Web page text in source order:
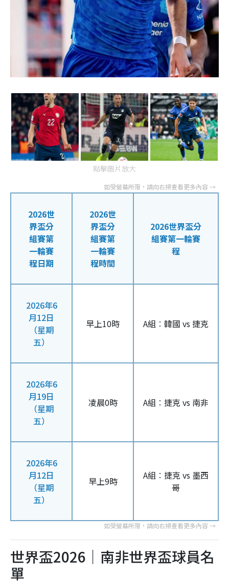
點擊圖片放大
2026世
界盃分
組賽第
一輪賽
程日期
2026世
界盃分
組賽第
一輪賽
程時間
2026世界盃分
組賽第一輪賽
程
2026年6
月12日
（星期
五）
早上10時 A組︰韓國 vs 捷克
2026年6
月19日
（星期
五）
凌晨0時 A組︰捷克 vs 南非
2026年6
月12日
（星期
五）
早上9時
A組︰捷克 vs 墨西
哥
世界盃2026｜南非世界盃球員名
單